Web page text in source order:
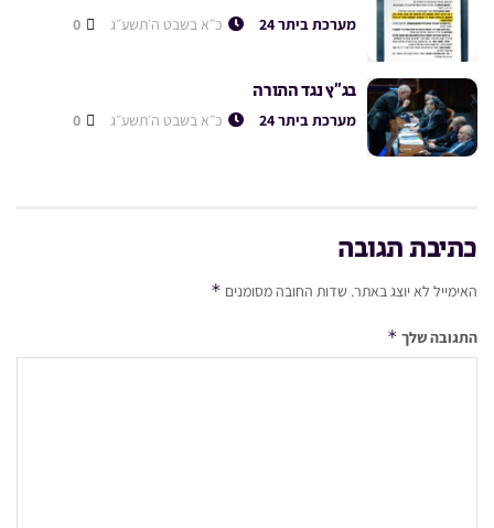
מערכת ביתר 24 כ״א בשבט ה׳תשע״ג
בג”ץ נגד התורה
מערכת ביתר 24 כ״א בשבט ה׳תשע״ג
כתיבת תגובה
האימייל לא יוצג באתר. שדות החובה מסומנים *
התגובה שלך *